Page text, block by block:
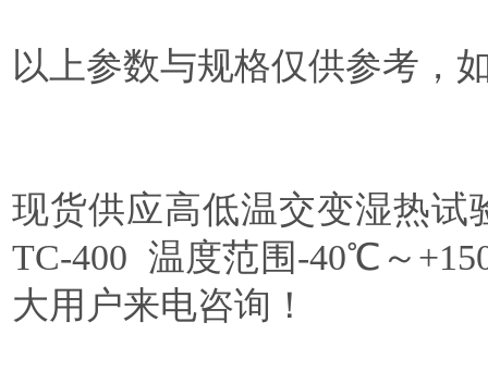
以上参数与规格仅供参考，
现货供应高低温交变湿热试
TC-400 温度范围-40℃～
大用户来电咨询！